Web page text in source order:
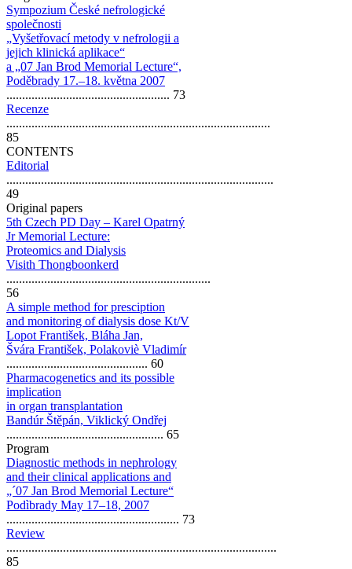
Sympozium České nefrologické
společnosti
„Vyšetřovací metody v nefrologii a
jejich klinická aplikace“
a „07 Jan Brod Memorial Lecture“,
Poděbrady 17.–18. května 2007
.................................................... 73
Recenze
....................................................................................
85
CONTENTS
Editorial
.....................................................................................
49
Original papers
5th Czech PD Day – Karel Opatrný
Jr Memorial Lecture:
Proteomics and Dialysis
Visith Thongboonkerd
.................................................................
56
A simple method for presciption
and monitoring of dialysis dose Kt/V
Lopot František, Bláha Jan,
Švára František, Polakoviè Vladimír
............................................. 60
Pharmacogenetics and its possible
implication
in organ transplantation
Bandúr Štěpán, Viklický Ondřej
.................................................. 65
Program
Diagnostic methods in nephrology
and their clinical applications and
„´07 Jan Brod Memorial Lecture“
Podìbrady May 17–18, 2007
....................................................... 73
Review
......................................................................................
85